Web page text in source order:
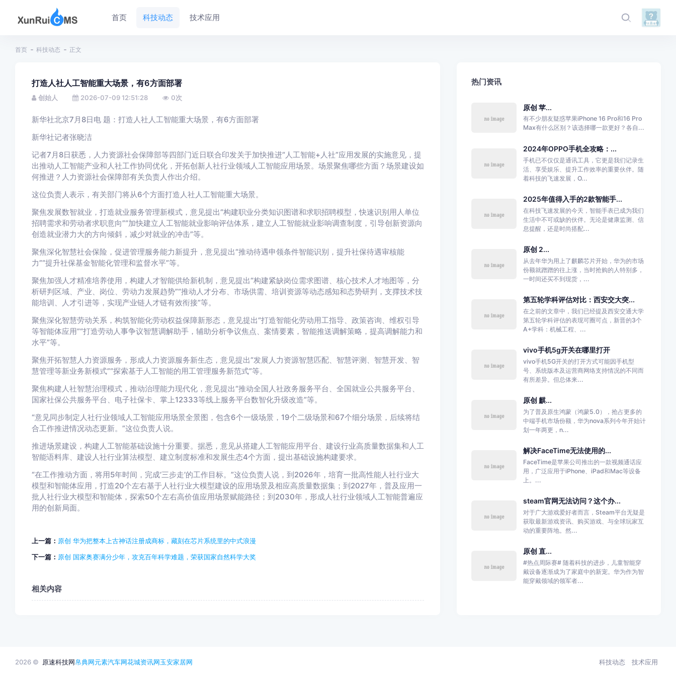
首页 科技动态 技术应用
首页 科技动态 正文
打造人社人工智能重大场景，有6方面部署
创始人 2026-07-09 12:51:28 0次
新华社北京7月8日电 题：打造人社人工智能重大场景，有6方面部署
新华社记者张晓洁
记者7月8日获悉，人力资源社会保障部等四部门近日联合印发关于加快推进“人工智能+人社”应用发展的实施意见，提
出推动人工智能产业和人社工作协同优化，开拓创新人社行业领域人工智能应用场景。场景聚焦哪些方面？场景建设如
何推进？人力资源社会保障部有关负责人作出介绍。
这位负责人表示，有关部门将从6个方面打造人社人工智能重大场景。
聚焦发展数智就业，打造就业服务管理新模式，意见提出“构建职业分类知识图谱和求职招聘模型，快速识别用人单位
招聘需求和劳动者求职意向”“加快建立人工智能就业影响评估体系，建立人工智能就业影响调查制度，引导创新资源向
创造就业潜力大的方向倾斜，减少对就业的冲击”等。
聚焦深化智慧社会保险，促进管理服务能力新提升，意见提出“推动待遇申领条件智能识别，提升社保待遇审核能
力”“提升社保基金智能化管理和监督水平”等。
聚焦加强人才精准培养使用，构建人才智能供给新机制，意见提出“构建紧缺岗位需求图谱、核心技术人才地图等，分
析研判区域、产业、岗位、劳动力发展趋势”“推动人才分布、市场供需、培训资源等动态感知和态势研判，支撑技术技
能培训、人才引进等，实现产业链人才链有效衔接”等。
聚焦深化智慧劳动关系，构筑智能化劳动权益保障新形态，意见提出“打造智能化劳动用工指导、政策咨询、维权引导
等智能体应用”“打造劳动人事争议智慧调解助手，辅助分析争议焦点、案情要素，智能推送调解策略，提高调解能力和
水平”等。
聚焦开拓智慧人力资源服务，形成人力资源服务新生态，意见提出“发展人力资源智慧匹配、智慧评测、智慧开发、智
慧管理等新业务新模式”“探索基于人工智能的用工管理服务新范式”等。
聚焦构建人社智慧治理模式，推动治理能力现代化，意见提出“推动全国人社政务服务平台、全国就业公共服务平台、
国家社保公共服务平台、电子社保卡、掌上12333等线上服务平台数智化升级改造”等。
“意见同步制定人社行业领域人工智能应用场景全景图，包含6个一级场景，19个二级场景和67个细分场景，后续将结
合工作推进情况动态更新。”这位负责人说。
推进场景建设，构建人工智能基础设施十分重要。据悉，意见从搭建人工智能应用平台、建设行业高质量数据集和人工
智能语料库、建设人社行业算法模型、建立制度标准和发展生态4个方面，提出基础设施构建要求。
“在工作推动方面，将用5年时间，完成‘三步走’的工作目标。”这位负责人说，到2026年，培育一批高性能人社行业大
模型和智能体应用，打造20个左右基于人社行业大模型建设的应用场景及相应高质量数据集；到2027年，普及应用一
批人社行业大模型和智能体，探索50个左右高价值应用场景赋能路径；到2030年，形成人社行业领域人工智能普遍应
用的创新局面。
上一篇： 原创 华为把整本上古神话注册成商标，藏刻在芯片系统里的中式浪漫
下一篇： 原创 国家奥赛满分少年，攻克百年科学难题，荣获国家自然科学大奖
相关内容
热门资讯
原创 苹...
有不少朋友疑惑苹果iPhone 16 Pro和16 Pro
Max有什么区别？该选择哪一款更好？各自...
2024年OPPO手机全攻略：...
手机已不仅仅是通讯工具，它更是我们记录生
活、享受娱乐、提升工作效率的重要伙伴。随
着科技的飞速发展，O...
2025年值得入手的2款智能手...
在科技飞速发展的今天，智能手表已成为我们
生活中不可或缺的伙伴。无论是健康监测、信
息提醒，还是时尚搭配...
原创 2...
从去年华为用上了麒麟芯片开始，华为的市场
份额就蹭蹭的往上涨，当时抢购的人特别多，
一时间还买不到现货，...
第五轮学科评估对比：西安交大突...
在之前的文章中，我们已经提及西安交通大学
第五轮学科评估的表现可圈可点，新晋的3个
A+学科：机械工程、...
vivo手机5g开关在哪里打开
vivo手机5G开关的打开方式可能因手机型
号、系统版本及运营商网络支持情况的不同而
有所差异。但总体来...
原创 麒...
为了普及原生鸿蒙（鸿蒙5.0），抢占更多的
中端手机市场份额，华为nova系列今年开始计
划一年两更，n...
解决FaceTime无法使用的...
FaceTime是苹果公司推出的一款视频通话应
用，广泛应用于iPhone、iPad和Mac等设备
上。...
steam官网无法访问？这个办...
对于广大游戏爱好者而言，Steam平台无疑是
获取最新游戏资讯、购买游戏、与全球玩家互
动的重要阵地。然...
原创 直...
#热点周际赛# 随着科技的进步，儿童智能穿
戴设备逐渐成为了家庭中的新宠。华为作为智
能穿戴领域的领军者...
2026 © 原速科技网帛典网元素汽车网花城资讯网玉安家居网 科技动态 技术应用